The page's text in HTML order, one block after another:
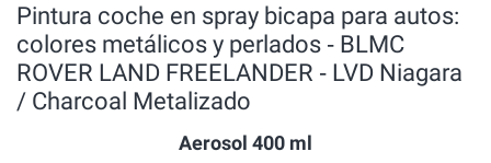
Pintura coche en spray bicapa para autos:
colores metálicos y perlados ‐ BLMC
ROVER LAND FREELANDER ‐ LVD Niagara
/ Charcoal Metalizado
Aerosol 400 ml